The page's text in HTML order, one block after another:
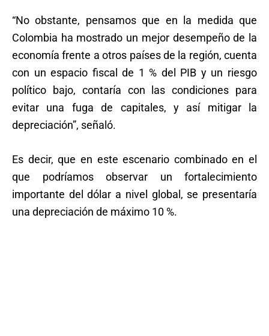
“No obstante, pensamos que en la medida que
Colombia ha mostrado un mejor desempeño de la
economía frente a otros países de la región, cuenta
con un espacio fiscal de 1 % del PIB y un riesgo
político bajo, contaría con las condiciones para
evitar una fuga de capitales, y así mitigar la
depreciación”, señaló.
Es decir, que en este escenario combinado en el
que podríamos observar un fortalecimiento
importante del dólar a nivel global, se presentaría
una depreciación de máximo 10 %.